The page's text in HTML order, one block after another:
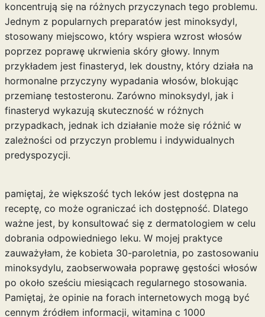
koncentrują się na różnych przyczynach tego problemu.
Jednym z popularnych preparatów jest minoksydyl,
stosowany miejscowo, który wspiera wzrost włosów
poprzez poprawę ukrwienia skóry głowy. Innym
przykładem jest finasteryd, lek doustny, który działa na
hormonalne przyczyny wypadania włosów, blokując
przemianę testosteronu. Zarówno minoksydyl, jak i
finasteryd wykazują skuteczność w różnych
przypadkach, jednak ich działanie może się różnić w
zależności od przyczyn problemu i indywidualnych
predyspozycji.
pamiętaj, że większość tych leków jest dostępna na
receptę, co może ograniczać ich dostępność. Dlatego
ważne jest, by konsultować się z dermatologiem w celu
dobrania odpowiedniego leku. W mojej praktyce
zauważyłam, że kobieta 30-paroletnia, po zastosowaniu
minoksydylu, zaobserwowała poprawę gęstości włosów
po około sześciu miesiącach regularnego stosowania.
Pamiętaj, że opinie na forach internetowych mogą być
cennym źródłem informacji, witamina c 1000